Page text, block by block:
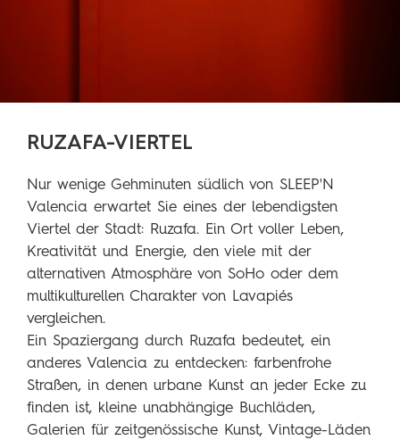
RUZAFA-VIERTEL
Nur wenige Gehminuten südlich von SLEEP'N
Valencia erwartet Sie eines der lebendigsten
Viertel der Stadt: Ruzafa. Ein Ort voller Leben,
Kreativität und Energie, den viele mit der
alternativen Atmosphäre von SoHo oder dem
multikulturellen Charakter von Lavapiés
vergleichen.
Ein Spaziergang durch Ruzafa bedeutet, ein
anderes Valencia zu entdecken: farbenfrohe
Straßen, in denen urbane Kunst an jeder Ecke zu
finden ist, kleine unabhängige Buchläden,
Galerien für zeitgenössische Kunst, Vintage-Läden